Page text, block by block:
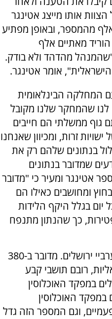
אותו מייצג אטינגר
מהמספר, ובאופן מפתיע
מאתיים אלף
מהדהד ולא בודק.
אומר אטינגר.
המחלקה הבינלאומית
שהמחקר שלנו מקובל
גוף ממשלתי הם חייבים
זרות, ומכיוון שאנחנו
בנתונים שלהם רק את
שמדובר בנתונים
אטינגר ומעיר כי "מדובר
בחוץ ומחושבים כאילו הם
יום בגלל היקף הלידות
כך שהנתון מתנפח
לבד מכך "יש נתון נוסף של ערביי ירושלים. מדובר ב-380
רובם תושבי קבע
במפקד האוכלוסין
האוכלוסין
וגם המספר הזה גדל